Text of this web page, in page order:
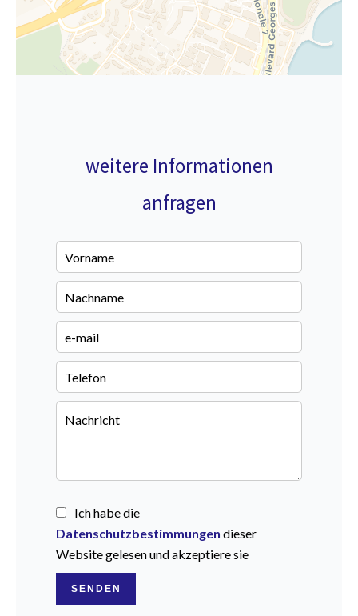
weitere Informationen
anfragen
Ich habe die
Datenschutzbestimmungen dieser
Website gelesen und akzeptiere sie
SENDEN